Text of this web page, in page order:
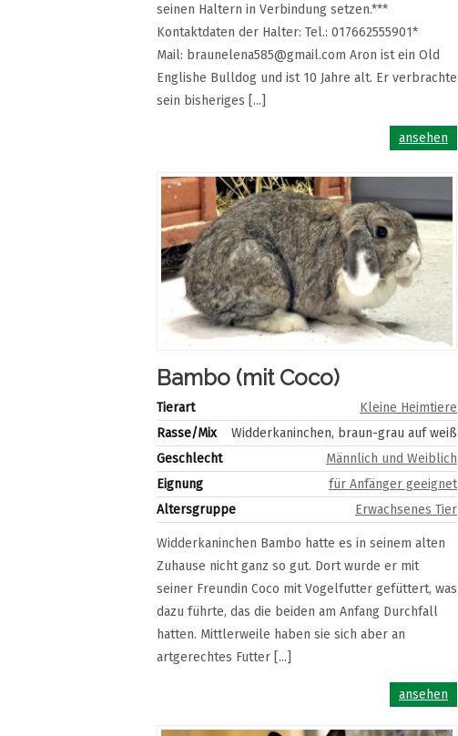
seinen Haltern in Verbindung setzen.***
Kontaktdaten der Halter: Tel.: 017662555901*
Mail: braunelena585@gmail.com Aron ist ein Old
Englishe Bulldog und ist 10 Jahre alt. Er verbrachte
sein bisheriges [...]
ansehen
Bambo (mit Coco)
Tierart
Kleine Heimtiere
Rasse/Mix
Widderkaninchen, braun-grau auf weiß
Geschlecht
Männlich und Weiblich
Eignung
für Anfänger geeignet
Altersgruppe
Erwachsenes Tier
Widderkaninchen Bambo hatte es in seinem alten
Zuhause nicht ganz so gut. Dort wurde er mit
seiner Freundin Coco mit Vogelfutter gefüttert, was
dazu führte, das die beiden am Anfang Durchfall
hatten. Mittlerweile haben sie sich aber an
artgerechtes Futter [...]
ansehen